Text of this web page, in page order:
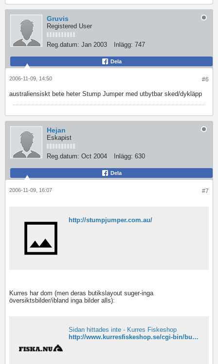
Gruvis
Registered User
Reg.datum: Jan 2003 Inlägg: 747
Dela
#6
2006-11-09, 14:50
australiensiskt bete heter Stump Jumper med utbytbar sked/dykläpp
Hejan
Eskapist
Reg.datum: Oct 2004 Inlägg: 630
Dela
#7
2006-11-09, 16:07
http://stumpjumper.com.au/
Kurres har dom (men deras butikslayout suger-inga
översiktsbilder/ibland inga bilder alls):
Sidan hittades inte - Kurres Fiskeshop
http://www.kurresfiskeshop.se/cgi-bin/butik/